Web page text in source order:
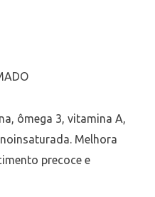
ômega 3, vitamina A,
Melhora
precoce e